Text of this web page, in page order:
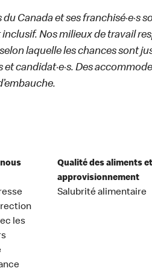
du Canada et ses franchisé·e·s
Nos milieux de travail
laquelle les chances sont
et candidat·e·s. Des
les
Qualité des aliments et
approvisionnement
Salubrité alimentaire